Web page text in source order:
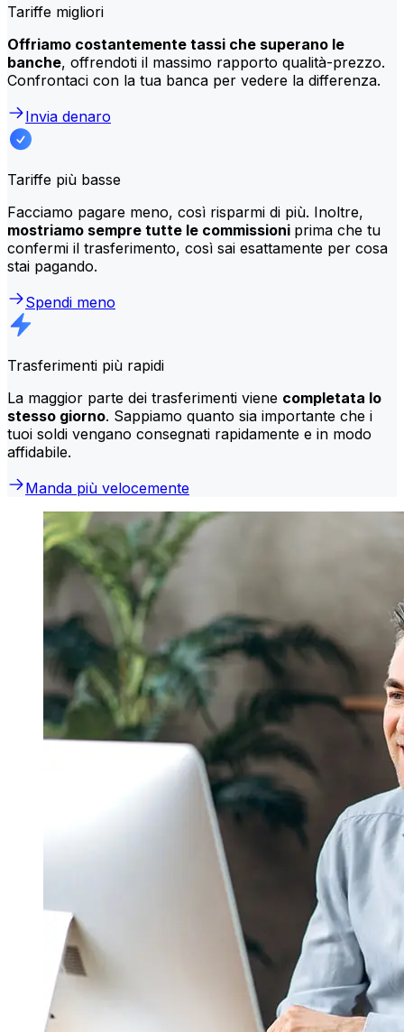
Tariffe migliori
Offriamo costantemente tassi che superano le
banche, offrendoti il massimo rapporto qualità-prezzo.
Confrontaci con la tua banca per vedere la differenza.
Invia denaro
Tariffe più basse
Facciamo pagare meno, così risparmi di più. Inoltre,
mostriamo sempre tutte le commissioni prima che tu
confermi il trasferimento, così sai esattamente per cosa
stai pagando.
Spendi meno
Trasferimenti più rapidi
La maggior parte dei trasferimenti viene completata lo
stesso giorno. Sappiamo quanto sia importante che i
tuoi soldi vengano consegnati rapidamente e in modo
affidabile.
Manda più velocemente